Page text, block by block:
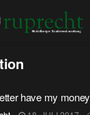
have my money